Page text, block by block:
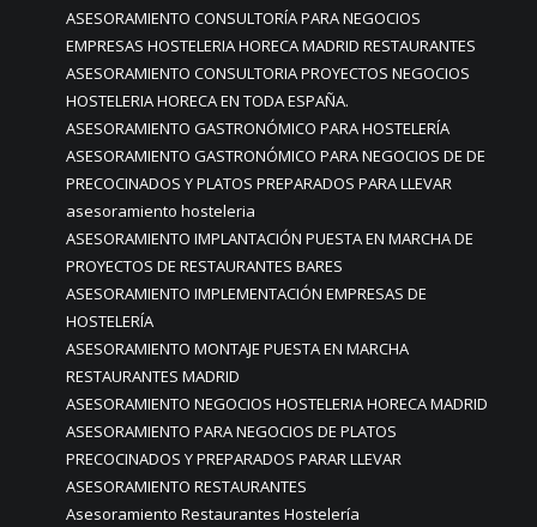
ASESORAMIENTO CONSULTORÍA PARA NEGOCIOS
EMPRESAS HOSTELERIA HORECA MADRID RESTAURANTES
ASESORAMIENTO CONSULTORIA PROYECTOS NEGOCIOS
HOSTELERIA HORECA EN TODA ESPAÑA.
ASESORAMIENTO GASTRONÓMICO PARA HOSTELERÍA
ASESORAMIENTO GASTRONÓMICO PARA NEGOCIOS DE DE
PRECOCINADOS Y PLATOS PREPARADOS PARA LLEVAR
asesoramiento hosteleria
ASESORAMIENTO IMPLANTACIÓN PUESTA EN MARCHA DE
PROYECTOS DE RESTAURANTES BARES
ASESORAMIENTO IMPLEMENTACIÓN EMPRESAS DE
HOSTELERÍA
ASESORAMIENTO MONTAJE PUESTA EN MARCHA
RESTAURANTES MADRID
ASESORAMIENTO NEGOCIOS HOSTELERIA HORECA MADRID
ASESORAMIENTO PARA NEGOCIOS DE PLATOS
PRECOCINADOS Y PREPARADOS PARAR LLEVAR
ASESORAMIENTO RESTAURANTES
Asesoramiento Restaurantes Hostelería